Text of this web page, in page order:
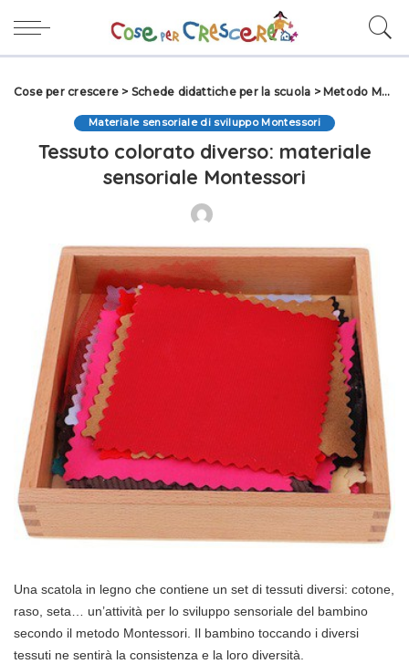
Cose per crescere > Schede didattiche per la scuola > Metodo Montessori
Materiale sensoriale di sviluppo Montessori
Tessuto colorato diverso: materiale
sensoriale Montessori
Una scatola in legno che contiene un set di tessuti diversi: cotone,
raso, seta… un’attività per lo sviluppo sensoriale del bambino
secondo il metodo Montessori. Il bambino toccando i diversi
tessuti ne sentirà la consistenza e la loro diversità.